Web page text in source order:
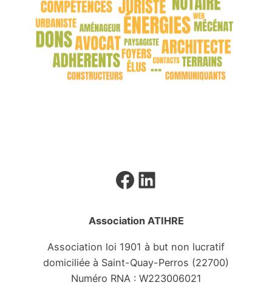
Facebook
LinkedIn
Association ATIHRE
Association loi 1901 à but non lucratif
domiciliée à Saint-Quay-Perros (22700)
Numéro RNA : W223006021